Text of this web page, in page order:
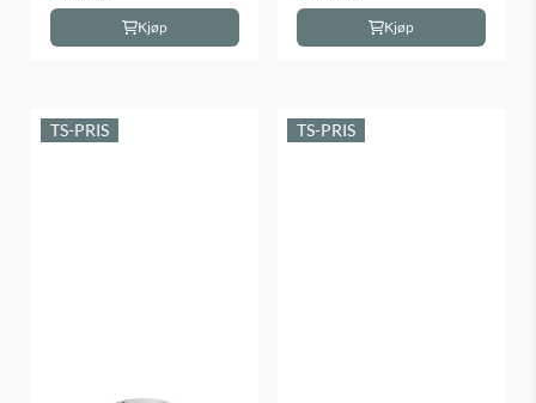
Kjøp Kjøp